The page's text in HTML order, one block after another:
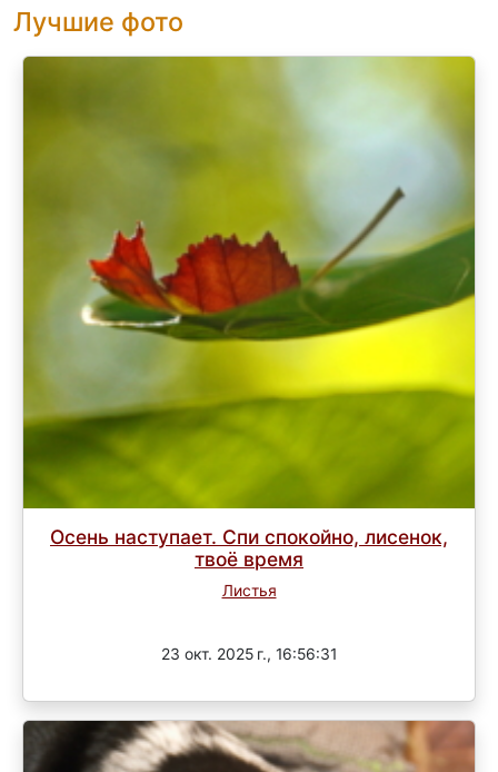
Лучшие фото
Осень наступает. Спи спокойно, лисенок,
твоё время
Листья
23 окт. 2025 г., 16:56:31